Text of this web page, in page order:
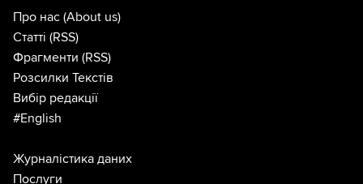
Про нас (About us)
Статті (RSS)
Фрагменти (RSS)
Розсилки Текстів
Вибір редакції
#English
Журналістика даних
Послуги